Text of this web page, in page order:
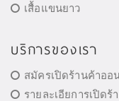
เสื้อแขนยาว
บริการของเรา
สมัครเปิดร้านค้าออ
รายละเอียการเปิด